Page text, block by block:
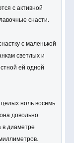
с активной
снасти.
с маленькой
светлых и
ей одной
ноль восемь
довольно
диаметре